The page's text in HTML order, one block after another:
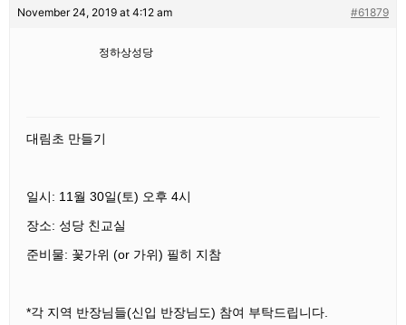
November 24, 2019 at 4:12 am #61879
정하상성당
대림초 만들기
일시: 11월 30일(토) 오후 4시
장소: 성당 친교실
준비물: 꽃가위 (or 가위) 필히 지참
*각 지역 반장님들(신입 반장님도) 참여 부탁드립니다.